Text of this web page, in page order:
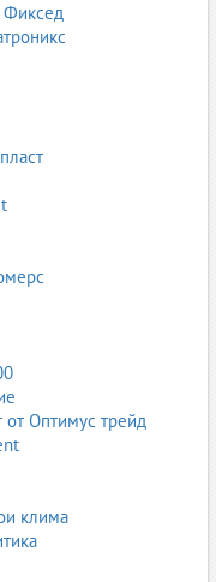
своята уникална
и експерти, които
стари вещи.
интериорни
които търсят
и офиса. Антикварните
платформи и
миналото с
начин.
които предлагат
часовници,
включват както
авторски студиа,
поръчка. Бижутата са
статус, емоция и
ремонт на бижута,
пръстени, оценка
магазини
позволява на
Фиксед
Оптимус трейд
клима